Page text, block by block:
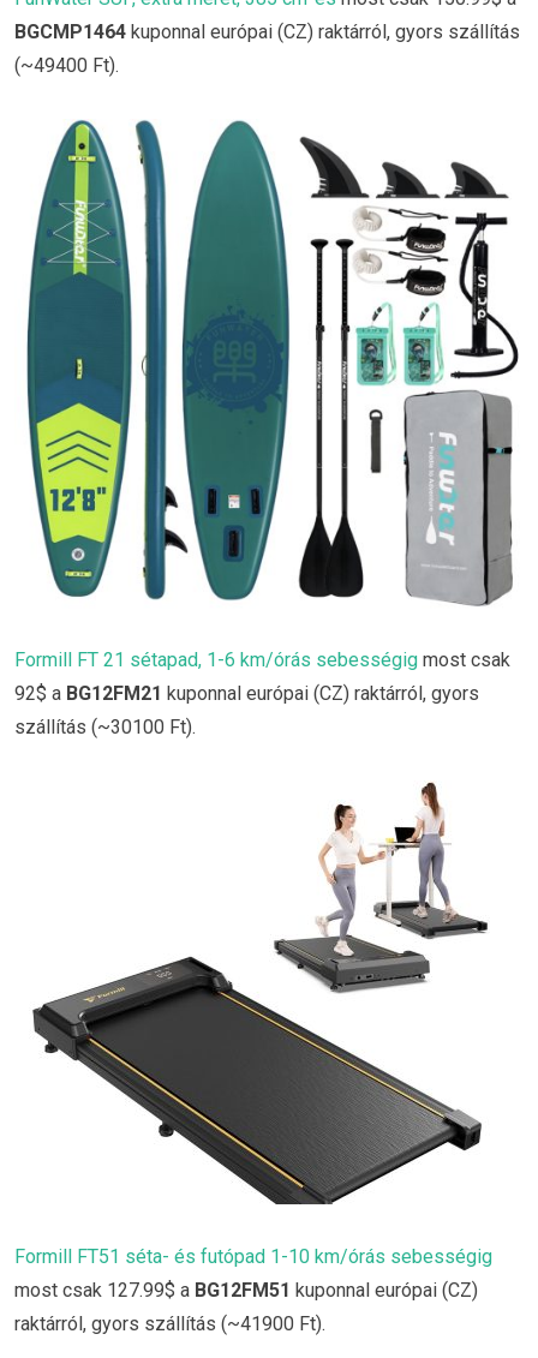
BGCMP1464 kuponnal európai (CZ) raktárról, gyors szállítás
(~49400 Ft).
Formill FT 21 sétapad, 1-6 km/órás sebességig most csak
92$ a BG12FM21 kuponnal európai (CZ) raktárról, gyors
szállítás (~30100 Ft).
Formill FT51 séta- és futópad 1-10 km/órás sebességig
most csak 127.99$ a BG12FM51 kuponnal európai (CZ)
raktárról, gyors szállítás (~41900 Ft).